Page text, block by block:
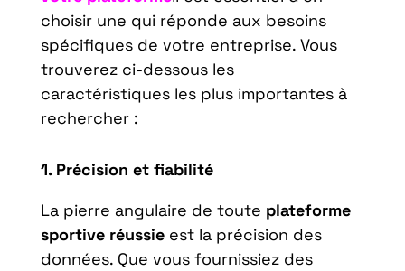
choisir une qui réponde aux besoins
spécifiques de votre entreprise. Vous
trouverez ci-dessous les
caractéristiques les plus importantes à
rechercher :
1. Précision et fiabilité
La pierre angulaire de toute plateforme
sportive réussieest la précision des
données. Que vous fournissiez des